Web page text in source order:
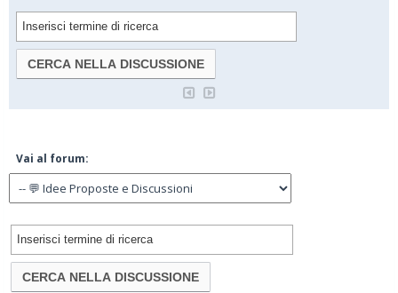
Vai al forum: